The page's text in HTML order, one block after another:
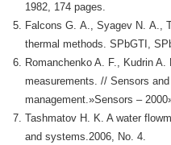
1982, 174 pages.
Falcons G. A., Syagev N. A.,
thermal methods. SPbGТI,
Romanchenko A. F., Kudrin
measurements. // Sensors
management.»Sensors –
Tashmatov H. K. A water
and systems.2006, No. 4.